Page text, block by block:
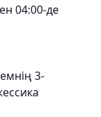
04:00-де
3-